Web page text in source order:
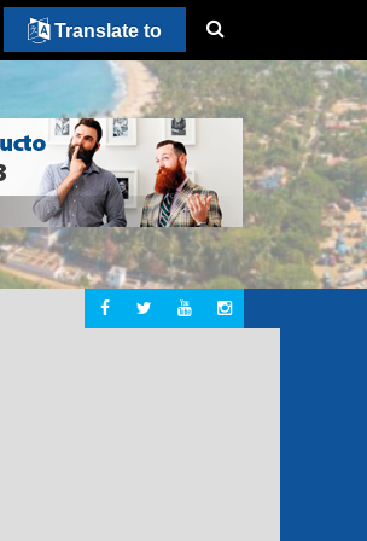
PUERTO VALLARTA
Translate to